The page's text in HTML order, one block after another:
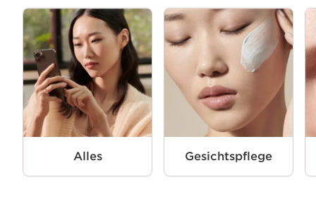
Alles Gesichtspflege